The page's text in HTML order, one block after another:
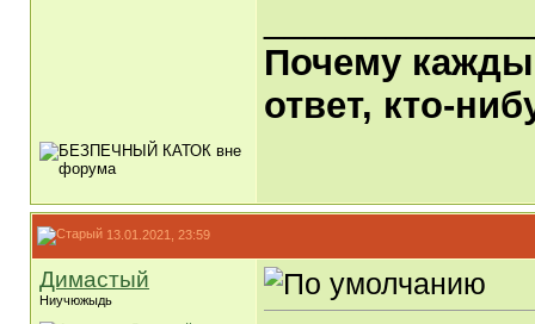
Почему
ответ, кто-
13.01.2021, 23:59
Димастый
Ниучюжыдь